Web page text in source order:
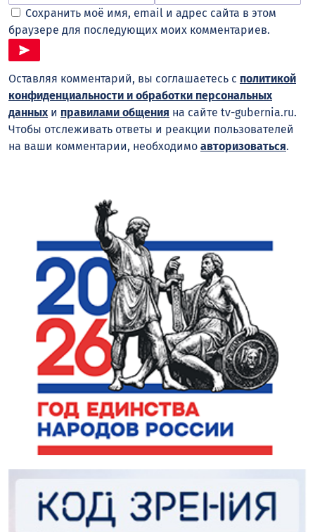
Сохранить моё имя, email и адрес сайта в этом
браузере для последующих моих комментариев.
Оставляя комментарий, вы соглашаетесь с политикой
конфиденциальности и обработки персональных
данныхи правилами общения на сайте tv-gubernia.ru.
Чтобы отслеживать ответы и реакции пользователей
на ваши комментарии, необходимо авторизоваться.